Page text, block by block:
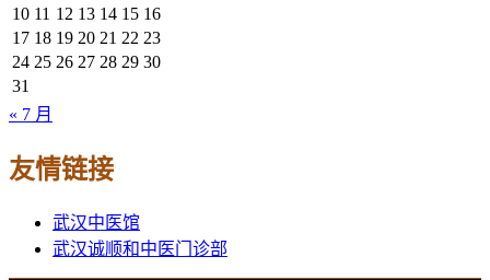
10 11 12 13 14 15 16
17 18 19 20 21 22 23
24 25 26 27 28 29 30
31
« 7 月
友情链接
武汉中医馆
武汉诚顺和中医门诊部